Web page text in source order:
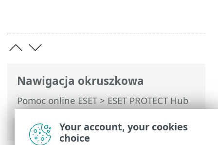
Nawigacja okruszkowa
Pomoc online ESET>ESET PROTECT Hub
>Korzystanie z usługi ESET PROTECT Hub
> Moja firmaYour account, your cookies
choice